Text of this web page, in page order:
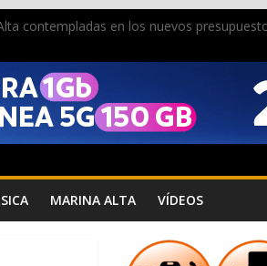
contempladas en los nuevos
en los Jardins de Torrecremada
en Dénia
MARINA ALTA VÍDEOS